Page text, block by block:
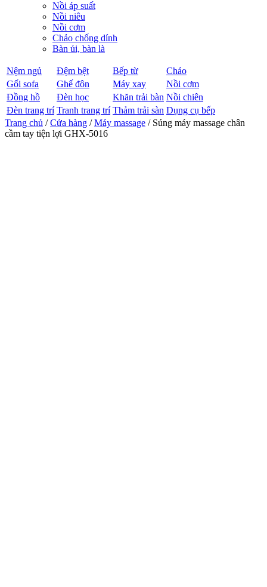
Nồi áp suất
Nồi niêu
Nồi cơm
Chảo chống dính
Bàn ủi, bàn là
Nệm ngủ Đệm bệt Bếp từ
Chảo
Gối sofa
Ghế đôn Máy xay
Nồi cơm
Đồng hồ
Đèn học Khăn trải bàn Nồi chiên
Đèn trang trí Tranh trang trí Thảm trải sàn Dụng cụ bếp
Trang chủ /Cửa hàng /Máy massage / Súng máy massage chân
cầm tay tiện lợi GHX-5016